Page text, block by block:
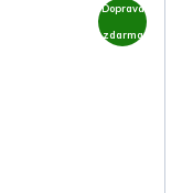
Doprava
zdarma